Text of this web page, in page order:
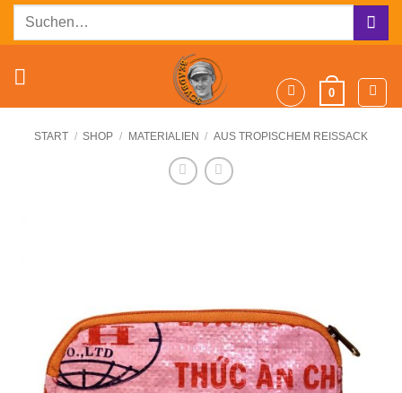
ZumSuchen
0
START / SHOP / MATERIALIEN / AUS TROPISCHEM REISSACK